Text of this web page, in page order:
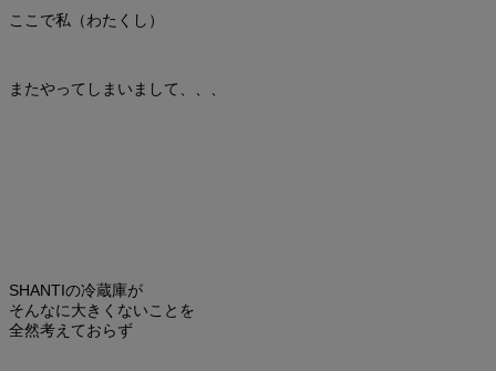
ここで私（わたくし）
またやってしまいまして、、、
SHANTIの冷蔵庫が
そんなに大きくないことを
全然考えておらず